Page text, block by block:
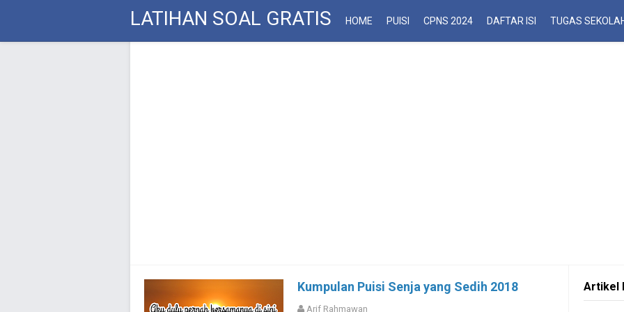
LATIHAN SOAL GRATIS HOME PUISI CPNS 2024 DAFTAR ISI TUGAS
Kumpulan Puisi Senja yang Sedih 2018
Arif Rahmawan
Artikel